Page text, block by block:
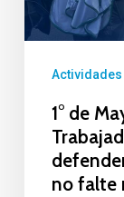
hoy,
para
falte
mañana
Actividades
1° de
no falte